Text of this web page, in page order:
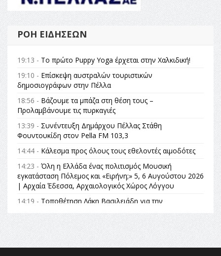
ΡΟΉ ΕΙΔΉΣΕΩΝ
19:13 - Το πρώτο Puppy Yoga έρχεται στην Χαλκιδική!
19:10 - Επίσκεψη αυστραλών τουριστικών
δημοσιογράφων στην Πέλλα
18:56 - Βάζουμε τα μπάζα στη θέση τους –
Προλαμβάνουμε τις πυρκαγιές
13:39 - Συνέντευξη Δημάρχου Πέλλας Στάθη
Φουντουκίδη στον Pella FM 103,3
14:44 - Κάλεσμα προς όλους τους εθελοντές αιμοδότες
14:23 - Όλη η Ελλάδα ένας πολιτισμός Μουσική
εγκατάσταση Πόλεμος και «Ειρήνη;» 5, 6 Αυγούστου 2026
| Αρχαία Έδεσσα, Αρχαιολογικός Χώρος Λόγγου
14:19 - Τοποθέτηση Λάκη Βασιλειάδη για την
θεσμικές διαδικασίες υπάρχει μόνο η ευθύνη απέναντι
στις επόμενες γενιές»
16:35 -Το πρόγραμμα του ΠΑΟΚ στον δεύτερο γύρο του